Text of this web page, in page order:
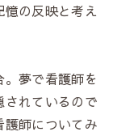
の反映と考え
夢で看護師を
されているので
護師についてみ